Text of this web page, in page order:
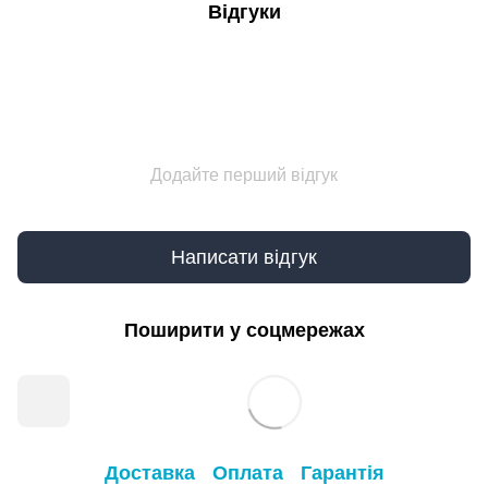
Відгуки
Додайте перший відгук
Написати відгук
Поширити у соцмережах
Доставка Оплата Гарантія